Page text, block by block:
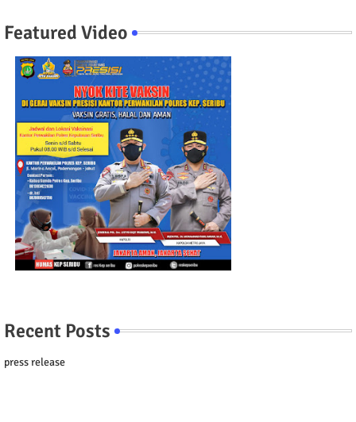
Featured Video
Recent Posts
press release